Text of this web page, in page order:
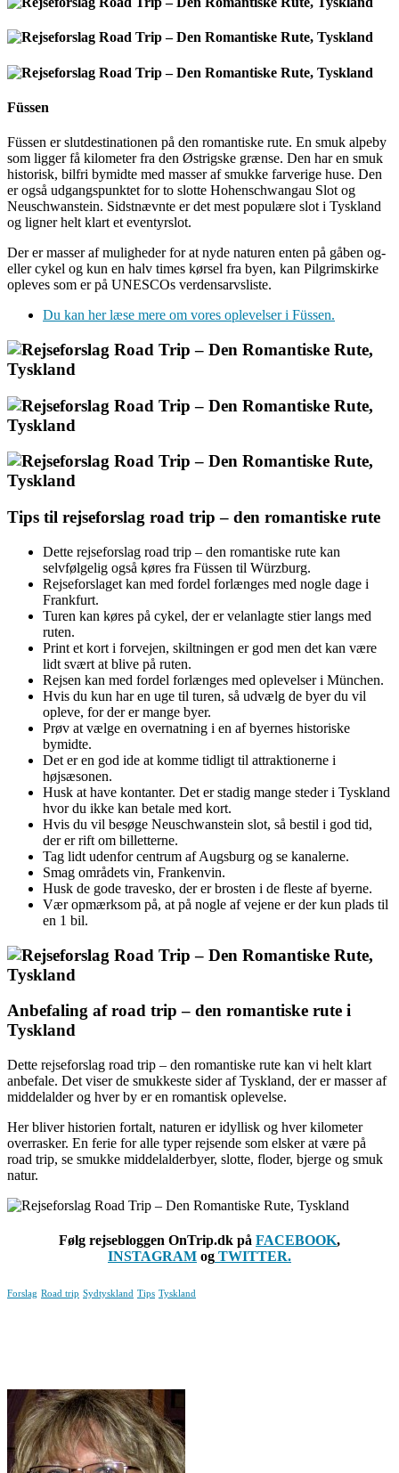
Füssen
Füssen er slutdestinationen på den romantiske rute. En smuk alpeby
som ligger få kilometer fra den Østrigske grænse. Den har en smuk
historisk, bilfri bymidte med masser af smukke farverige huse. Den
er også udgangspunktet for to slotte Hohenschwangau Slot og
Neuschwanstein. Sidstnævnte er det mest populære slot i Tyskland
og ligner helt klart et eventyrslot.
Der er masser af muligheder for at nyde naturen enten på gåben og-
eller cykel og kun en halv times kørsel fra byen, kan Pilgrimskirke
opleves som er på UNESCOs verdensarvsliste.
Du kan her læse mere om vores oplevelser i Füssen.
Tips til rejseforslag road trip – den romantiske rute
Dette rejseforslag road trip – den romantiske rute kan
selvfølgelig også køres fra Füssen til Würzburg.
Rejseforslaget kan med fordel forlænges med nogle dage i
Frankfurt.
Turen kan køres på cykel, der er velanlagte stier langs med
ruten.
Print et kort i forvejen, skiltningen er god men det kan være
lidt svært at blive på ruten.
Rejsen kan med fordel forlænges med oplevelser i München.
Hvis du kun har en uge til turen, så udvælg de byer du vil
opleve, for der er mange byer.
Prøv at vælge en overnatning i en af byernes historiske
bymidte.
Det er en god ide at komme tidligt til attraktionerne i
højsæsonen.
Husk at have kontanter. Det er stadig mange steder i Tyskland
hvor du ikke kan betale med kort.
Hvis du vil besøge Neuschwanstein slot, så bestil i god tid,
der er rift om billetterne.
Tag lidt udenfor centrum af Augsburg og se kanalerne.
Smag områdets vin, Frankenvin.
Husk de gode travesko, der er brosten i de fleste af byerne.
Vær opmærksom på, at på nogle af vejene er der kun plads til
en 1 bil.
Anbefaling af road trip – den romantiske rute i
Tyskland
Dette rejseforslag road trip – den romantiske rute kan vi helt klart
anbefale. Det viser de smukkeste sider af Tyskland, der er masser af
middelalder og hver by er en romantisk oplevelse.
Her bliver historien fortalt, naturen er idyllisk og hver kilometer
overrasker. En ferie for alle typer rejsende som elsker at være på
road trip, se smukke middelalderbyer, slotte, floder, bjerge og smuk
natur.
Følg rejsebloggen OnTrip.dk på FACEBOOK,
INSTAGRAM og TWITTER.
Forslag Road trip Sydtyskland Tips Tyskland